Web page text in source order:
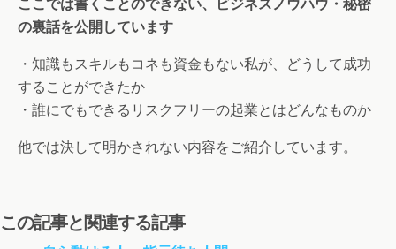
ここでは書くことのできない、ビジネスノウハウ・秘密
の裏話を公開しています
・知識もスキルもコネも資金もない私が、どうして成功
することができたか
・誰にでもできるリスクフリーの起業とはどんなものか
他では決して明かされない内容をご紹介しています。
この記事と関連する記事